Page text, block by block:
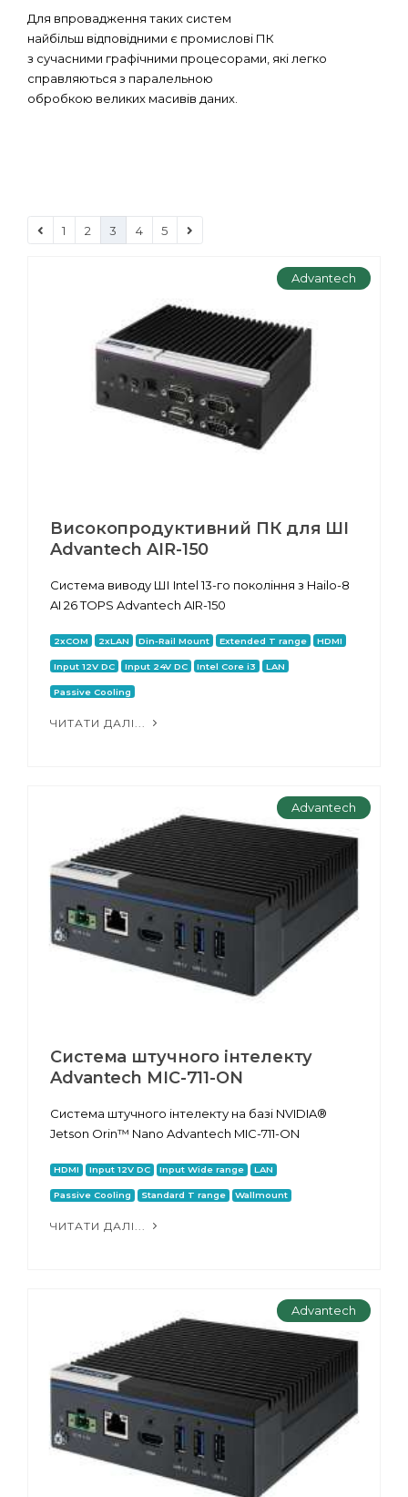
Для впровадження таких систем
найбільш відповідними є промислові ПК
з сучасними графічними процесорами, які легко
справляються з паралельною
обробкою великих масивів даних.
1 2 3 4 5
Advantech
Високопродуктивний ПК для ШІ
Advantech AIR-150
Система виводу ШІ Intel 13-го покоління з Hailo-8
AI 26 TOPS Advantech AIR-150
2xCOM 2xLAN Din-Rail Mount Extended T range HDMI
Input 12V DC Input 24V DC Intel Core i3 LAN
Passive Cooling
ЧИТАТИ ДАЛІ...
Advantech
Система штучного інтелекту
Advantech MIC-711-ON
Система штучного інтелекту на базі NVIDIA®
Jetson Orin™ Nano Advantech MIC-711-ON
HDMI Input 12V DC Input Wide range LAN
Passive Cooling Standard T range Wallmount
ЧИТАТИ ДАЛІ...
Advantech